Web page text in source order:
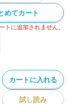
めてカート
に追加されません。
カートに入れる
試し読み